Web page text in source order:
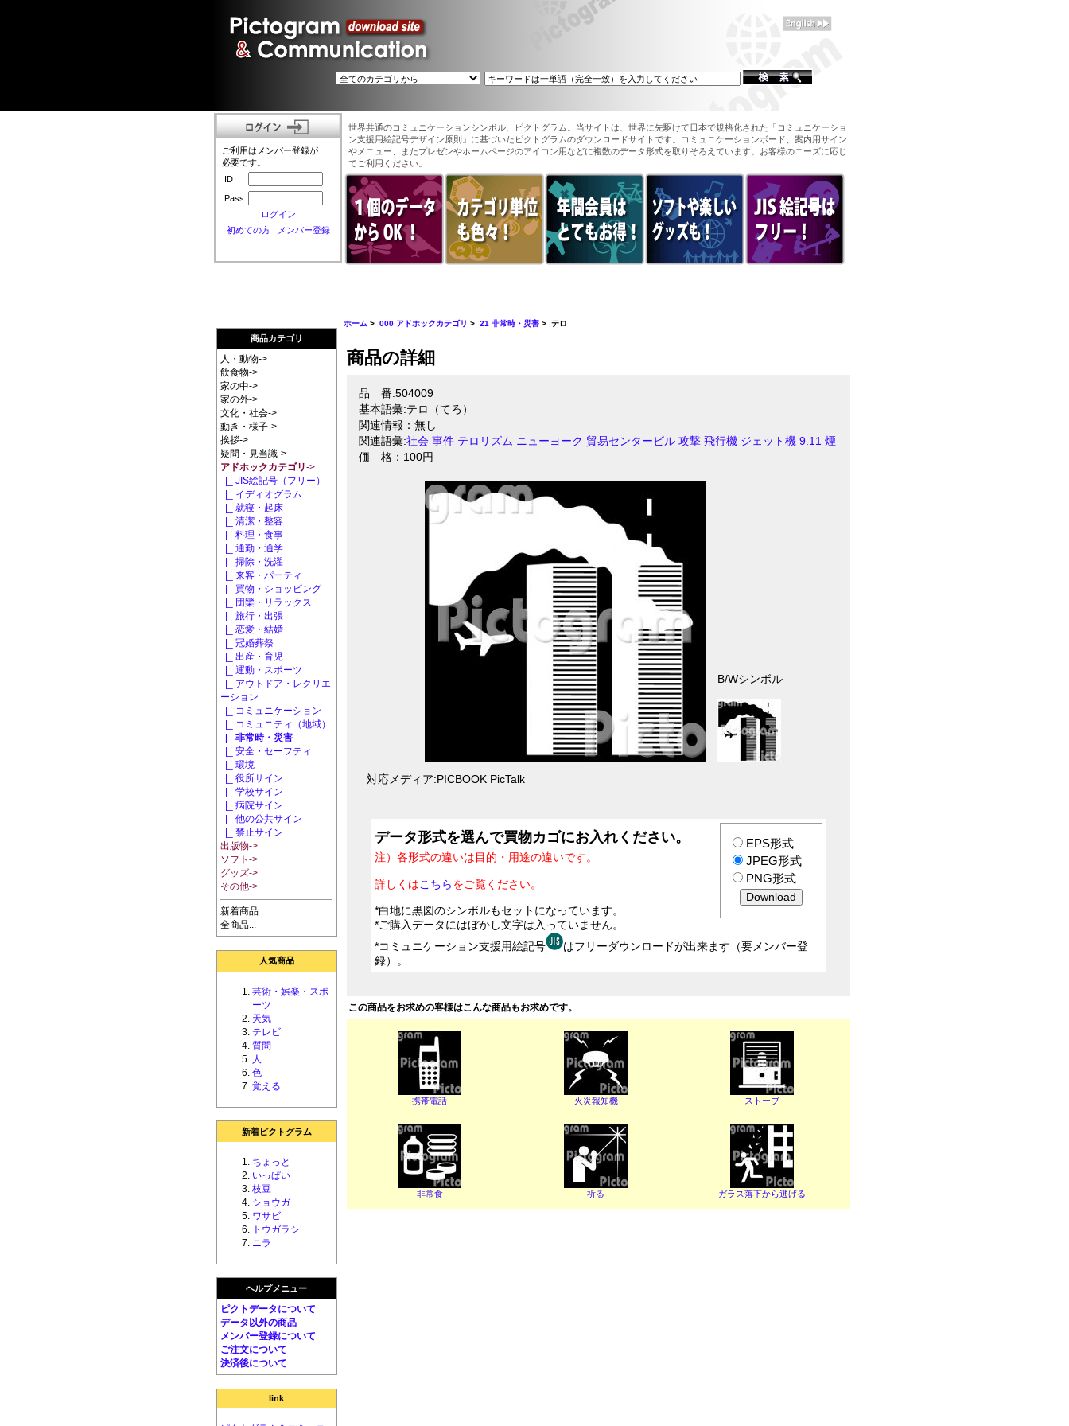
ご利用はメンバー登録が
必要です。
ID
Pass
ログイン
初めての方| メンバー登録
世界共通のコミュニケーションシンボル、ピクトグラム。当サイトは、世界に先駆けて日本で規格化された「コミュニケーショ
ン支援用絵記号デザイン原則」に基づいたピクトグラムのダウンロードサイトです。コミュニケーションボード、案内用サイン
やメニュー、またプレゼンやホームページのアイコン用などに複数のデータ形式を取りそろえています。お客様のニーズに応じ
てご利用ください。
商品カテゴリ
人・動物->
飲食物->
家の中->
家の外->
文化・社会->
動き・様子->
挨拶->
疑問・見当識->
アドホックカテゴリ->
|_ JIS絵記号（フリー）
|_ イディオグラム
|_ 就寝・起床
|_ 清潔・整容
|_ 料理・食事
|_ 通勤・通学
|_ 掃除・洗濯
|_ 来客・パーティ
|_ 買物・ショッピング
|_ 団欒・リラックス
|_ 旅行・出張
|_ 恋愛・結婚
|_ 冠婚葬祭
|_ 出産・育児
|_ 運動・スポーツ
|_ アウトドア・レクリエ
ーション
|_ コミュニケーション
|_ コミュニティ（地域）
|_ 非常時・災害
|_ 安全・セーフティ
|_ 環境
|_ 役所サイン
|_ 学校サイン
|_ 病院サイン
|_ 他の公共サイン
|_ 禁止サイン
出版物->
ソフト->
グッズ->
その他->
新着商品...
全商品...
人気商品
芸術・娯楽・スポ
ーツ
天気
テレビ
質問
人
色
覚える
新着ピクトグラム
ちょっと
いっぱい
枝豆
ショウガ
ワサビ
トウガラシ
ニラ
ヘルプメニュー
ピクトデータについて
データ以外の商品
メンバー登録について
ご注文について
決済後について
link
ホーム >000 アドホックカテゴリ >21 非常時・災害 > テロ
商品の詳細
品 番:504009
基本語彙:テロ（てろ）
関連情報：無し
関連語彙:社会 事件 テロリズム ニューヨーク 貿易センタービル 攻撃 飛行機 ジェット機 9.11 煙
価 格：100円
B/Wシンボル
対応メディア:PICBOOK PicTalk
EPS形式
JPEG形式
PNG形式
データ形式を選んで買物カゴにお入れください。
注）各形式の違いは目的・用途の違いです。
詳しくはこちらをご覧ください。
*白地に黒図のシンボルもセットになっています。
*ご購入データにはぼかし文字は入っていません。
*コミュニケーション支援用絵記号
はフリーダウンロードが出来ます（要メンバー登
録）。
この商品をお求めの客様はこんな商品もお求めです。
携帯電話 火災報知機 ストーブ
非常食 祈る ガラス落下から逃げる